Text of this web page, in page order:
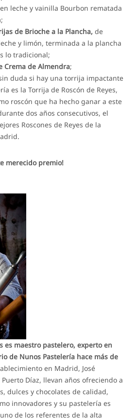
leche y vainilla Bourbon rematada
de Brioche a la Plancha, de
y limón, terminada a la plancha
lo tradicional;
Crema de Almendra;
duda si hay una torrija impactante
es la Torrija de Roscón de Reyes,
roscón que ha hecho ganar a este
dos años consecutivos, el
Roscones de Reyes de la
merecido premio!
es maestro pastelero, experto en
de Nunos Pastelería hace más de
en Madrid, José
Díaz, llevan años ofreciendo a
dulces y chocolates de calidad,
innovadores y su pastelería es
de los referentes de la alta